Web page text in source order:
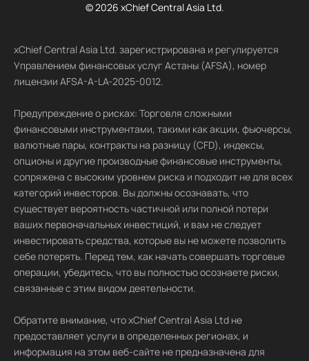
© 2026 xChief Central Asia Ltd.
xChief Central Asia Ltd. зарегистрирована и регулируется
Управлением финансовых услуг Астаны (AFSA), номер
лицензии AFSA-A-LA-2025-0012.
Предупреждение о рисках: Торговля сложными
финансовыми инструментами, такими как акции, фьючерсы,
валютные пары, контракты на разницу (CFD), индексы,
опционы и другие производные финансовые инструменты,
сопряжена с высоким уровнем риска и подходит не для всех
категорий инвесторов. Вы должны осознавать, что
существует вероятность частичной или полной потери
ваших первоначальных инвестиций, и вам не следует
инвестировать средства, которые вы не можете позволить
себе потерять. Перед тем, как начать совершать торговые
операции, убедитесь, что вы полностью осознаете риски,
связанные с этим видом деятельности.
Обратите внимание, что xChief Central Asia Ltd не
предоставляет услуги в определенных регионах, и
информация на этом веб-сайте не предназначена для